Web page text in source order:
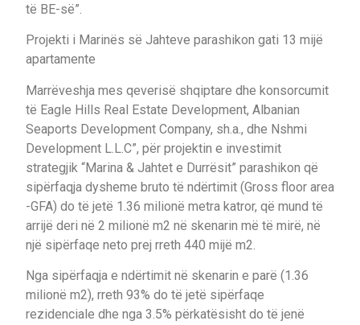
të BE-së”.
Projekti i Marinës së Jahteve parashikon gati 13 mijë
apartamente
Marrëveshja mes qeverisë shqiptare dhe konsorcumit
të Eagle Hills Real Estate Development, Albanian
Seaports Development Company, sh.a., dhe Nshmi
Development L.L.C”, për projektin e investimit
strategjik “Marina & Jahtet e Durrësit” parashikon që
sipërfaqja dysheme bruto të ndërtimit (Gross floor area
-GFA) do të jetë 1.36 milionë metra katror, që mund të
arrijë deri në 2 milionë m2 në skenarin më të mirë, në
një sipërfaqe neto prej rreth 440 mijë m2.
Nga sipërfaqja e ndërtimit në skenarin e parë (1.36
milionë m2), rreth 93% do të jetë sipërfaqe
rezidenciale dhe nga 3.5% përkatësisht do të jenë